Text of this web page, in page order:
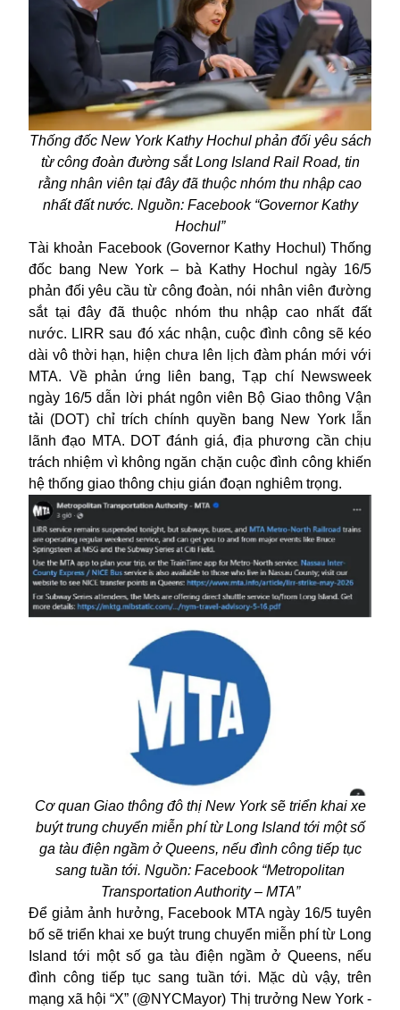
Thống đốc New York Kathy Hochul phản đối yêu sách
từ công đoàn đường sắt Long Island Rail Road, tin
rằng nhân viên tại đây đã thuộc nhóm thu nhập cao
nhất đất nước. Nguồn: Facebook “Governor Kathy
Hochul”
Tài khoản Facebook (Governor Kathy Hochul) Thống
đốc bang New York – bà Kathy Hochul ngày 16/5
phản đối yêu cầu từ công đoàn, nói nhân viên đường
sắt tại đây đã thuộc nhóm thu nhập cao nhất đất
nước. LIRR sau đó xác nhận, cuộc đình công sẽ kéo
dài vô thời hạn, hiện chưa lên lịch đàm phán mới với
MTA. Về phản ứng liên bang, Tạp chí Newsweek
ngày 16/5 dẫn lời phát ngôn viên Bộ Giao thông Vận
tải (DOT) chỉ trích chính quyền bang New York lẫn
lãnh đạo MTA. DOT đánh giá, địa phương cần chịu
trách nhiệm vì không ngăn chặn cuộc đình công khiến
hệ thống giao thông chịu gián đoạn nghiêm trọng.
Cơ quan Giao thông đô thị New York sẽ triển khai xe
buýt trung chuyển miễn phí từ Long Island tới một số
ga tàu điện ngầm ở Queens, nếu đình công tiếp tục
sang tuần tới. Nguồn: Facebook “Metropolitan
Transportation Authority – MTA”
Để giảm ảnh hưởng, Facebook MTA ngày 16/5 tuyên
bố sẽ triển khai xe buýt trung chuyển miễn phí từ Long
Island tới một số ga tàu điện ngầm ở Queens, nếu
đình công tiếp tục sang tuần tới. Mặc dù vậy, trên
mạng xã hội “X” (@NYCMayor) Thị trưởng New York -